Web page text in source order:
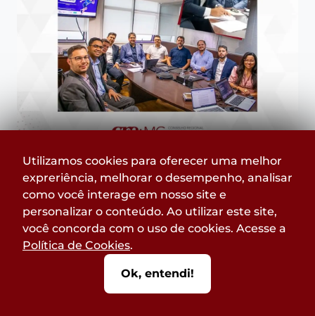
Lançamento PICS
29 de abril de 2021
Utilizamos cookies para oferecer uma melhor
expreriência, melhorar o desempenho, analisar
como você interage em nosso site e
personalizar o conteúdo. Ao utilizar este site,
você concorda com o uso de cookies. Acesse a
Política de Cookies.
Ok, entendi!